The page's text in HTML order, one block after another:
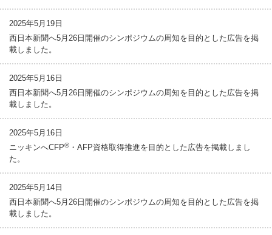
2025年5月19日
西日本新聞へ5月26日開催のシンポジウムの周知を目的とした広告を掲
載しました。
2025年5月16日
西日本新聞へ5月26日開催のシンポジウムの周知を目的とした広告を掲
載しました。
2025年5月16日
ニッキンへCFP® ・AFP資格取得推進を目的とした広告を掲載しまし
た。
2025年5月14日
西日本新聞へ5月26日開催のシンポジウムの周知を目的とした広告を掲
載しました。